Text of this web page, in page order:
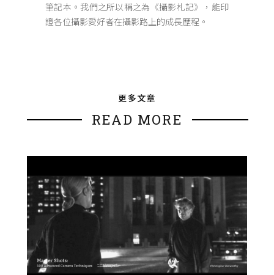
筆記本。我們之所以稱之為《攝影札記》，能印
證各位攝影愛好者在攝影路上的成長歷程。
更多文章
READ MORE